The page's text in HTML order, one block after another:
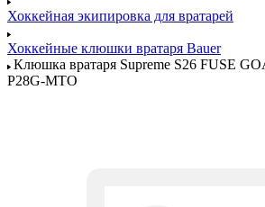
Хоккейная экипировка для вратарей
Хоккейные клюшки вратаря Bauer
Клюшка вратаря Supreme S26 FUSE
P28G-MTO